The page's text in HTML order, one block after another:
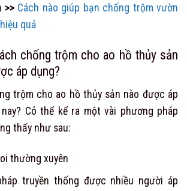
>> Cách nào giúp bạn chống trộm vườn
quả
chống trộm cho ao hồ thủy sản
áp dụng?
trộm cho ao hồ thủy sản nào được áp
Có thể kể ra một vài phương pháp
thấy như sau:
thường xuyên
truyền thống được nhiều người áp